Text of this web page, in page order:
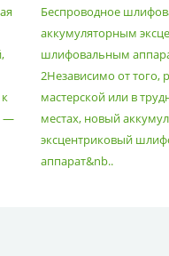
—
АППАРАТОМ
Беспроводное
аккумуляторным
шлифовальным
2Независимо от того,
мастерской или в
местах, новый
эксцентриковый
аппарат&nb..